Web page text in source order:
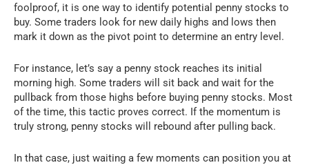
foolproof, it is one way to identify potential penny stocks to
buy. Some traders look for new daily highs and lows then
mark it down as the pivot point to determine an entry level.
For instance, let’s say a penny stock reaches its initial
morning high. Some traders will sit back and wait for the
pullback from those highs before buying penny stocks. Most
of the time, this tactic proves correct. If the momentum is
truly strong, penny stocks will rebound after pulling back.
In that case, just waiting a few moments can position you at